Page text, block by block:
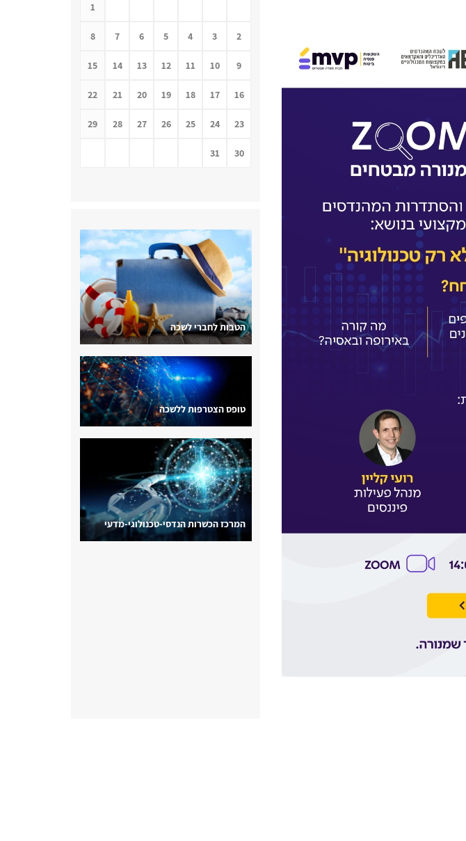
1
2
3
4
5
6
7
8
9
10
11
12
13
14
15
16
17
18
19
20
21
22
23
24
25
26
27
28
29
30
31
הטבות לחברי לשכה
טופס הצטרפות ללשכה
המרכז הכשרות הנדסי-טכנולוגי-מדעי